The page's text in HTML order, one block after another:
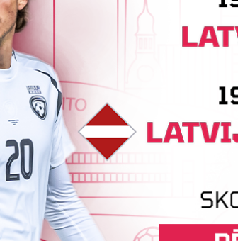
čempionāts futbolā Attīstības B
BJSS
stadions
čempionāts futbolā Attīstības B
0
ģimnāzijas stadions